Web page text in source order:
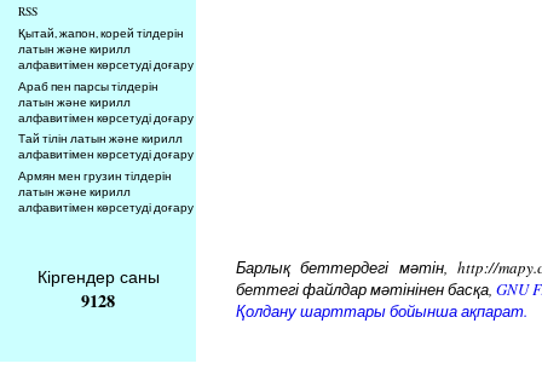
RSS
Қытай, жапон, корей тілдерін
латын және кирилл
алфавитімен көрсетуді доғару
Араб пен парсы тілдерін
латын және кирилл
алфавитімен көрсетуді доғару
Тай тілін латын және кирилл
алфавитімен көрсетуді доғару
Армян мен грузин тілдерін
латын және кирилл
алфавитімен көрсетуді доғару
Кіргендер саны
9128
Барлық беттердегі мәтін, http://
беттегі файлдар мәтінінен басқа, GNU
Қолдану шарттары бойынша ақпарат.